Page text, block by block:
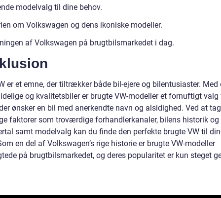
modelvalg til dine behov.
om Volkswagen og dens ikoniske modeller.
af Volkswagen på brugtbilsmarkedet i dag.
er et emne, der tiltrækker både bil-ejere og bilentusiaster. Med
og kvalitetsbiler er brugte VW-modeller et fornuftigt valg
ønsker en bil med anerkendte navn og alsidighed. Ved at
faktorer som troværdige forhandlerkanaler, bilens historik og
samt modelvalg kan du finde den perfekte brugte VW til
en del af Volkswagen’s rige historie er brugte VW-modeller
på brugtbilsmarkedet, og deres popularitet er kun steget